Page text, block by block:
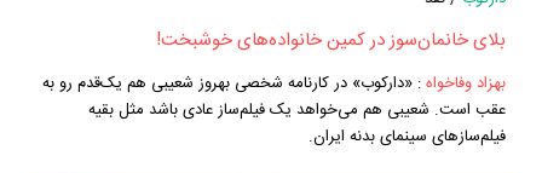
بلای خانمان‌سوز در کمین خانواده‌های خوشبخت!
بهزاد وفاخواه: «دارکوب» در کارنامه شخصی بهروز شعیبی هم یک‌قدم رو به
عقب است. شعیبی هم می‌خواهد یک فیلم‌ساز عادی باشد مثل بقیه
فیلم‌سازهای سینمای بدنه ایران.